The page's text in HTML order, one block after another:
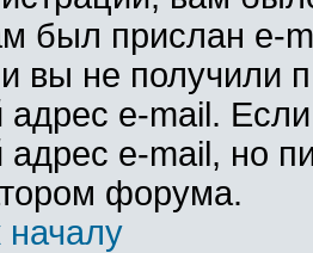
был прислан e-
вы не получили
адрес e-mail.
e-mail, но
форума.
началу